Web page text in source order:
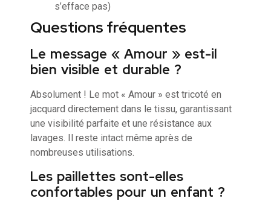
s’efface pas)
Questions fréquentes
Le message « Amour » est-il
bien visible et durable ?
Absolument ! Le mot « Amour » est tricoté en
jacquard directement dans le tissu, garantissant
une visibilité parfaite et une résistance aux
lavages. Il reste intact même après de
nombreuses utilisations.
Les paillettes sont-elles
confortables pour un enfant ?